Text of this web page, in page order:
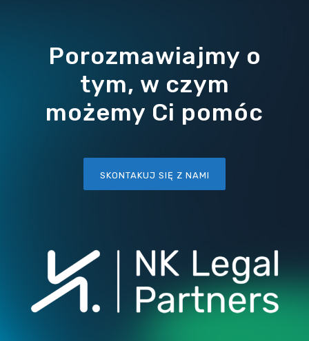
Porozmawiajmy o
tym, w czym
możemy Ci pomóc
SKONTAKUJ SIĘ Z NAMI